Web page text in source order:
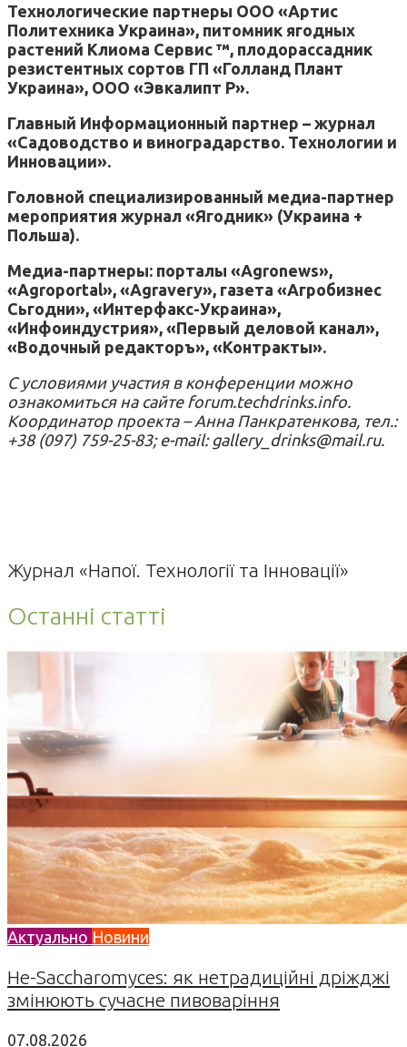
Технологические партнеры ООО «Артис
Политехника Украина», питомник ягодных
растений Клиома Сервис ™, плодорассадник
резистентных сортов ГП «Голланд Плант
Украина», ООО «Эвкалипт Р».
Главный Информационный партнер – журнал
«Садоводство и виноградарство. Технологии и
Инновации».
Головной специализированный медиа-партнер
мероприятия журнал «Ягодник» (Украина +
Польша).
Медиа-партнеры: порталы «Аgronews»,
«Аgroportal», «Аgravery», газета «Агробизнес
Сьгодни», «Интерфакс-Украина»,
«Инфоиндустрия», «Первый деловой канал»,
«Водочный редакторъ», «Контракты».
С условиями участия в конференции можно
ознакомиться на сайте forum.techdrinks.info.
Координатор проекта – Анна Панкратенкова, тел.:
+38 (097) 759-25-83; e-mail: gallery_drinks@mail.ru.
Журнал «Напої. Технології та Інновації»
Останні статті
Актуально Новини
Не-Saccharomyces: як нетрадиційні дріжджі
змінюють сучасне пивоваріння
07.08.2026